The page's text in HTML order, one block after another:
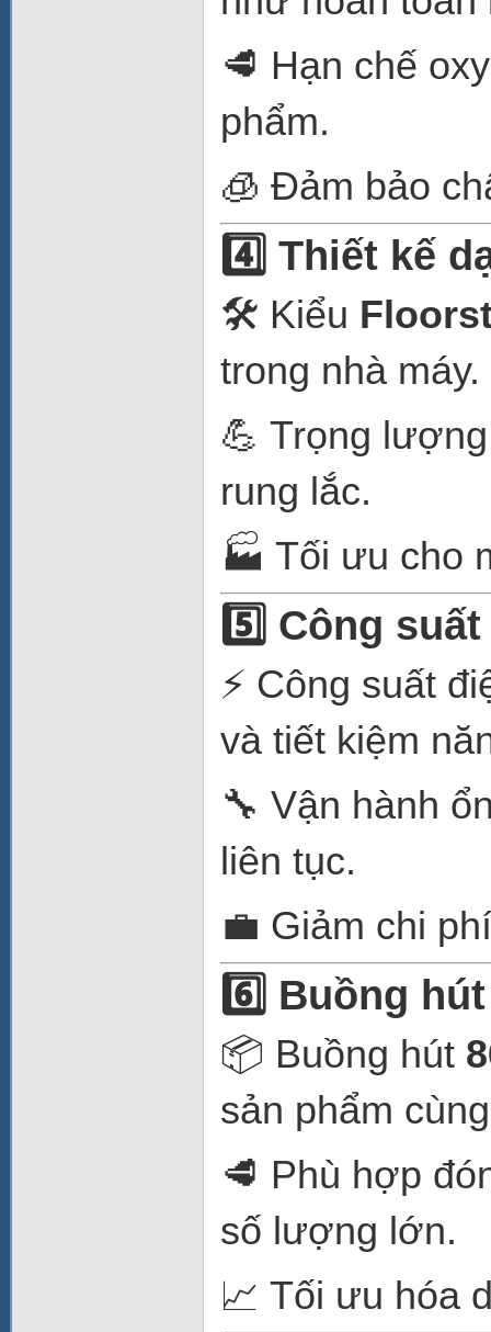
🥩 Hạn chế
phẩm.
🧊 Đảm bảo
4️⃣ Thiết kế
🛠️ Kiểu
trong nhà máy.
💪 Trọng
rung lắc.
🏭 Tối ưu cho
5️⃣ Công
⚡ Công suất
và tiết kiệm
🔧 Vận hành
liên tục.
💼 Giảm chi
6️⃣ Buồng
📦 Buồng hút
sản phẩm
🥩 Phù hợp
số lượng lớn.
📈 Tối ưu hóa